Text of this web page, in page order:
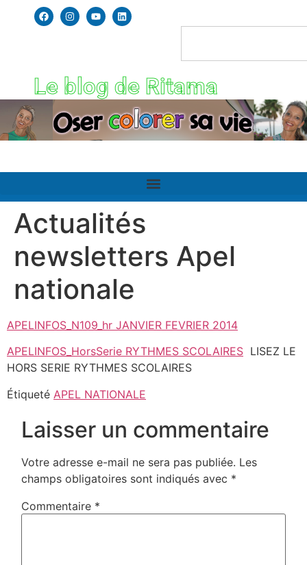
Le blog de Ritama
Actualités
newsletters Apel
nationale
APELINFOS_N109_hr JANVIER FEVRIER 2014
APELINFOS_HorsSerie RYTHMES SCOLAIRES LISEZ LE
HORS SERIE RYTHMES SCOLAIRES
Étiqueté APEL NATIONALE
Laisser un commentaire
Votre adresse e-mail ne sera pas publiée. Les
champs obligatoires sont indiqués avec *
Commentaire *